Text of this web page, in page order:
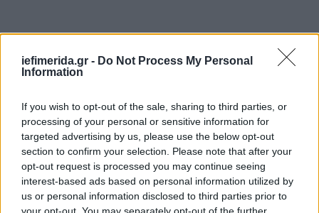
iefimerida.gr - Do Not Process My Personal
Information
If you wish to opt-out of the sale, sharing to third parties, or
processing of your personal or sensitive information for
targeted advertising by us, please use the below opt-out
section to confirm your selection. Please note that after your
opt-out request is processed you may continue seeing
interest-based ads based on personal information utilized by
us or personal information disclosed to third parties prior to